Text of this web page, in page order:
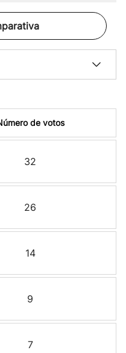
de votos
32
26
14
9
7